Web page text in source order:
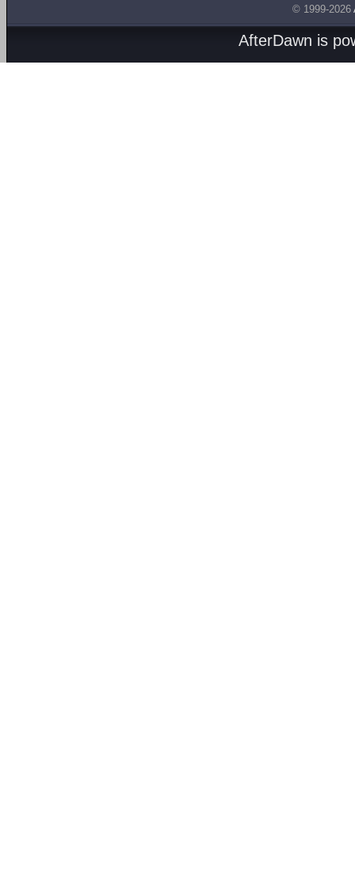
© 1999-2026
AfterDawn is